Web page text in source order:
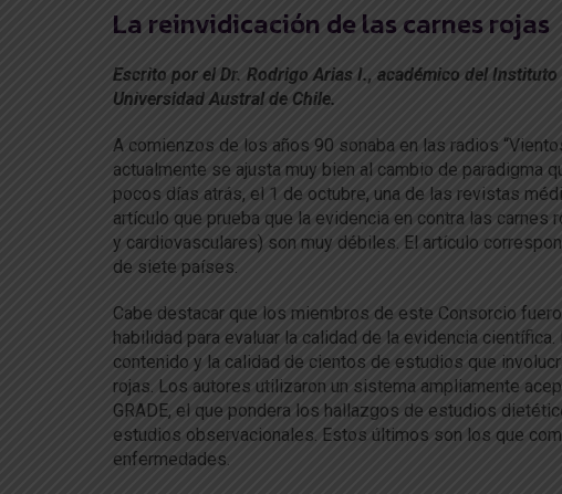
La reinvidicación de las carnes rojas
Escrito por el Dr. Rodrigo Arias I., académico del
Universidad Austral de Chile.
A comienzos de los años 90 sonaba en las radios
actualmente se ajusta muy bien al cambio de paradigma
pocos días atrás, el 1 de octubre, una de las revistas
artículo que prueba que la evidencia en contra las
y cardiovasculares) son muy débiles. El artículo
de siete países.
Cabe destacar que los miembros de este Consorcio
habilidad para evaluar la calidad de la evidencia
contenido y la calidad de cientos de estudios que
rojas. Los autores utilizaron un sistema ampliamente
GRADE, el que pondera los hallazgos de estudios
estudios observacionales. Estos últimos son los que
enfermedades.